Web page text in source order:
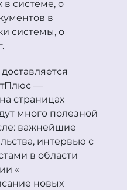
системе, о
в
системы, о
Плюс —
страницах
много полезной
важнейшие
интервью с
в области
«
новых